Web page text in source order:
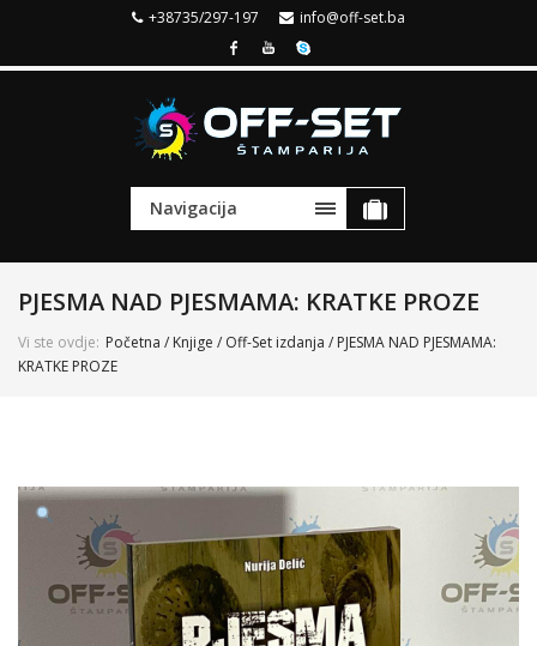
+38735/297-197 info@off-set.ba
Navigacija
PJESMA NAD PJESMAMA: KRATKE PROZE
Vi ste ovdje: Početna / Knjige / Off-Set izdanja / PJESMA NAD PJESMAMA:
KRATKE PROZE